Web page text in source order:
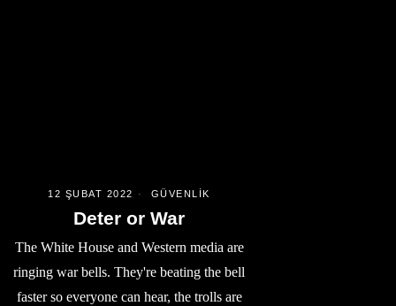
12 ŞUBAT 2022 GÜVENLIK
Deter or War
The White House and Western media are
ringing war bells. They're beating the bell
faster so everyone can hear, the trolls are